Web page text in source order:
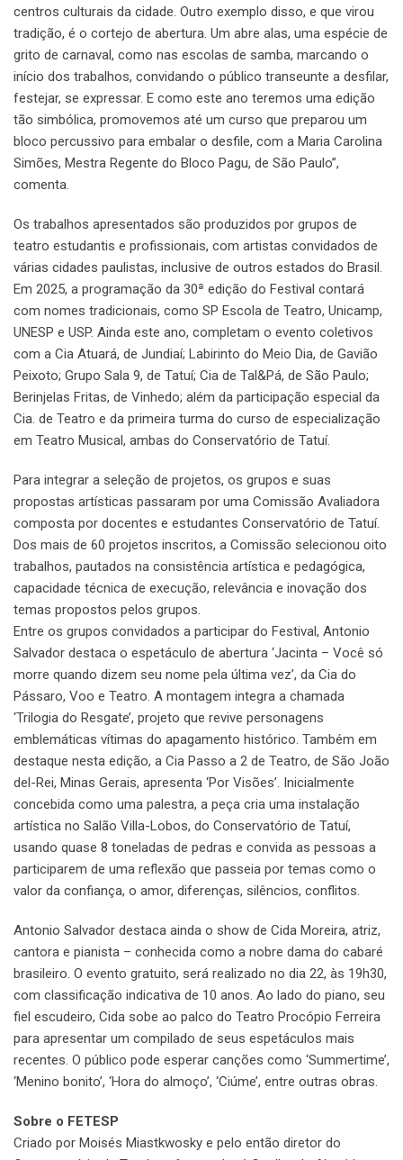
centros culturais da cidade. Outro exemplo disso, e que virou
tradição, é o cortejo de abertura. Um abre alas, uma espécie de
grito de carnaval, como nas escolas de samba, marcando o
início dos trabalhos, convidando o público transeunte a desfilar,
festejar, se expressar. E como este ano teremos uma edição
tão simbólica, promovemos até um curso que preparou um
bloco percussivo para embalar o desfile, com a Maria Carolina
Simões, Mestra Regente do Bloco Pagu, de São Paulo”,
comenta.
Os trabalhos apresentados são produzidos por grupos de
teatro estudantis e profissionais, com artistas convidados de
várias cidades paulistas, inclusive de outros estados do Brasil.
Em 2025, a programação da 30ª edição do Festival contará
com nomes tradicionais, como SP Escola de Teatro, Unicamp,
UNESP e USP. Ainda este ano, completam o evento coletivos
com a Cia Atuará, de Jundiaí; Labirinto do Meio Dia, de Gavião
Peixoto; Grupo Sala 9, de Tatuí; Cia de Tal&Pá, de São Paulo;
Berinjelas Fritas, de Vinhedo; além da participação especial da
Cia. de Teatro e da primeira turma do curso de especialização
em Teatro Musical, ambas do Conservatório de Tatuí.
Para integrar a seleção de projetos, os grupos e suas
propostas artísticas passaram por uma Comissão Avaliadora
composta por docentes e estudantes Conservatório de Tatuí.
Dos mais de 60 projetos inscritos, a Comissão selecionou oito
trabalhos, pautados na consistência artística e pedagógica,
capacidade técnica de execução, relevância e inovação dos
temas propostos pelos grupos.
Entre os grupos convidados a participar do Festival, Antonio
Salvador destaca o espetáculo de abertura ‘Jacinta – Você só
morre quando dizem seu nome pela última vez’, da Cia do
Pássaro, Voo e Teatro. A montagem integra a chamada
‘Trilogia do Resgate’, projeto que revive personagens
emblemáticas vítimas do apagamento histórico. Também em
destaque nesta edição, a Cia Passo a 2 de Teatro, de São João
del-Rei, Minas Gerais, apresenta ‘Por Visões’. Inicialmente
concebida como uma palestra, a peça cria uma instalação
artística no Salão Villa-Lobos, do Conservatório de Tatuí,
usando quase 8 toneladas de pedras e convida as pessoas a
participarem de uma reflexão que passeia por temas como o
valor da confiança, o amor, diferenças, silêncios, conflitos.
Antonio Salvador destaca ainda o show de Cida Moreira, atriz,
cantora e pianista – conhecida como a nobre dama do cabaré
brasileiro. O evento gratuito, será realizado no dia 22, às 19h30,
com classificação indicativa de 10 anos. Ao lado do piano, seu
fiel escudeiro, Cida sobe ao palco do Teatro Procópio Ferreira
para apresentar um compilado de seus espetáculos mais
recentes. O público pode esperar canções como ‘Summertime’,
‘Menino bonito’, ‘Hora do almoço’, ‘Ciúme’, entre outras obras.
Sobre o FETESP
Criado por Moisés Miastkwosky e pelo então diretor do